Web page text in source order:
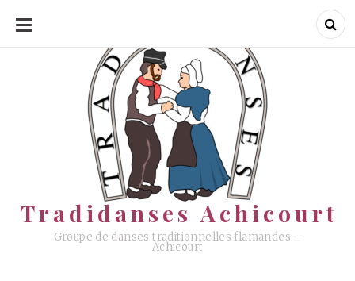
ALLER
CONTENU
Tradidanses Achicourt
Groupe de danses traditionnelles flamandes –
Achicourt
Tradidanses Achicourt